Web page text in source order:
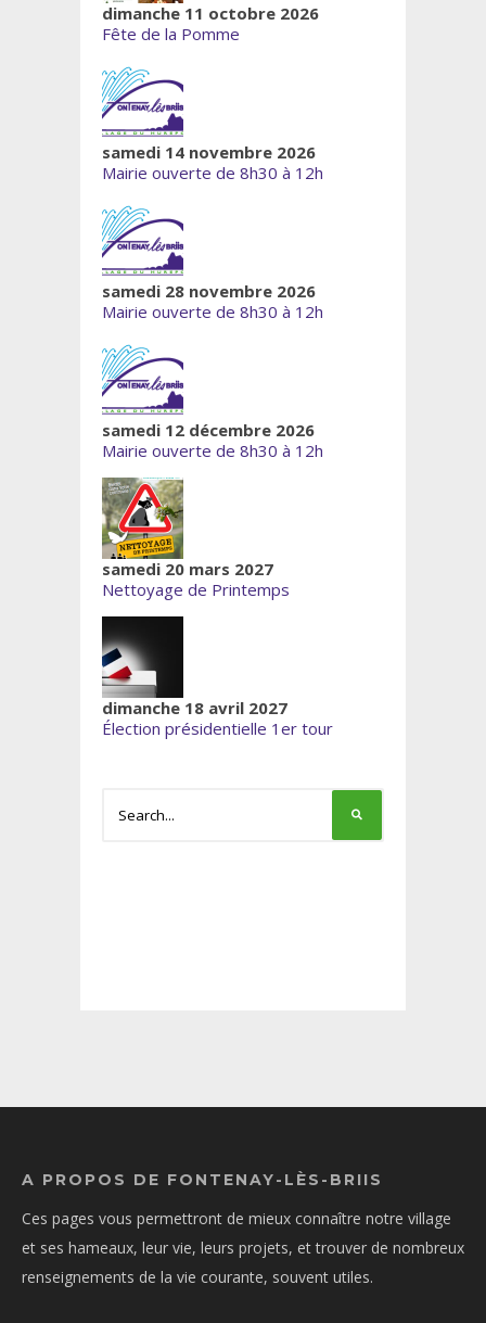
dimanche 11 octobre 2026
Fête de la Pomme
samedi 14 novembre 2026
Mairie ouverte de 8h30 à 12h
samedi 28 novembre 2026
Mairie ouverte de 8h30 à 12h
samedi 12 décembre 2026
Mairie ouverte de 8h30 à 12h
samedi 20 mars 2027
Nettoyage de Printemps
dimanche 18 avril 2027
Élection présidentielle 1er tour
A PROPOS DE FONTENAY-LÈS-BRIIS
Ces pages vous permettront de mieux connaître notre village
et ses hameaux, leur vie, leurs projets, et trouver de nombreux
renseignements de la vie courante, souvent utiles.